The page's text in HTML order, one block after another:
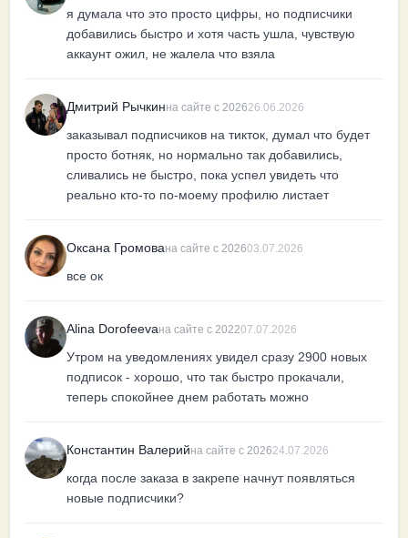
я думала что это просто цифры, но подписчики
добавились быстро и хотя часть ушла, чувствую
аккаунт ожил, не жалела что взяла
Дмитрий Рычкинна сайте с 202626.06.2026
заказывал подписчиков на тикток, думал что будет
просто ботняк, но нормально так добавились,
сливались не быстро, пока успел увидеть что
реально кто-то по-моему профилю листает
Оксана Громована сайте с 202603.07.2026
все ок
Alina Dorofeevaна сайте с 202207.07.2026
Утром на уведомлениях увидел сразу 2900 новых
подписок - хорошо, что так быстро прокачали,
теперь спокойнее днем работать можно
Константин Валерийна сайте с 202624.07.2026
когда после заказа в закрепе начнут появляться
новые подписчики?